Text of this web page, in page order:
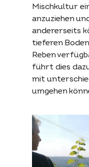
Mischkultur
anzuziehen
andererseits
tieferen
Reben
führt dies
mit
umgehen